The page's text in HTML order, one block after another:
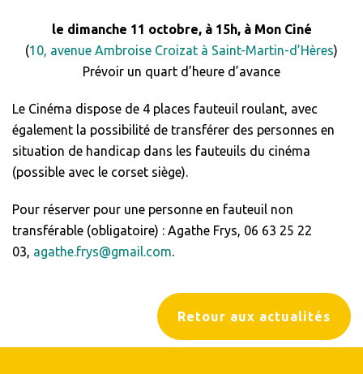
Retour aux actualités
le dimanche 11 octobre, à 15h, à Mon Ciné
(10, avenue Ambroise Croizat à Saint-Martin-d’Hères)
Prévoir un quart d’heure d’avance
Le Cinéma dispose de 4 places fauteuil roulant, avec
également la possibilité de transférer des personnes en
situation de handicap dans les fauteuils du cinéma
(possible avec le corset siège).
Pour réserver pour une personne en fauteuil non
transférable (obligatoire) : Agathe Frys, 06 63 25 22
03, agathe.frys@gmail.com.